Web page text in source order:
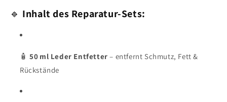
🔹 Inhalt des Reparatur-Sets:
🧴50 ml Leder Entfetter – entfernt Schmutz, Fett &
Rückstände